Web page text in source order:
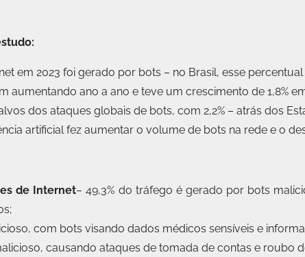
em 2023 foi gerado por bots – no Brasil, esse percentual
aumentando ano a ano e teve um crescimento de 1,8%
dos ataques globais de bots, com 2,2% – atrás dos
artificial fez aumentar o volume de bots na rede e o
de Internet– 49,3% do tráfego é gerado por bots
com bots visando dados médicos sensíveis e
causando ataques de tomada de contas e roubo